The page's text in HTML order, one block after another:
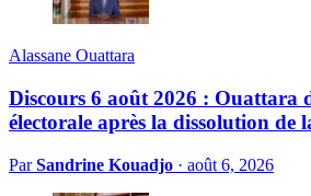
Alassane Ouattara
Discours 6 août 2026 : Ouattara
électorale après la dissolution de
ParSandrine Kouadjo · août 6, 2026